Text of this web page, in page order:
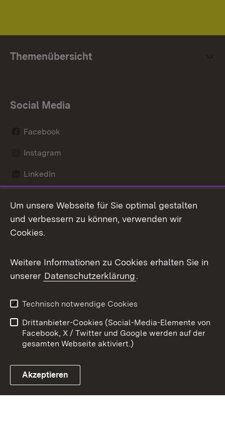
Themenübersicht
Social Media
Facebook
Instagram
LinkedIn
X / Twitter
Youtube
Link zum Landesportal
Kontakt
Datenschutz
Barrierefreiheit
Impressum
Cookies
Um unsere Webseite für Sie optimal gestalten
und verbessern zu können, verwenden wir
Cookies.
Weitere Informationen zu Cookies erhalten Sie in
unserer Datenschutzerklärung.
Technisch notwendige Cookies
Drittanbieter-Cookies (Social-Media-Elemente von
Facebook, X / Twitter und Google werden auf der
gesamten Webseite aktiviert.)
Akzeptieren